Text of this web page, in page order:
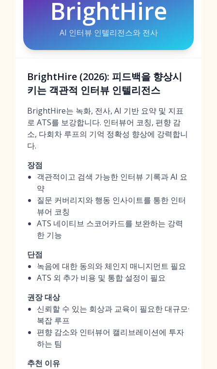
BrightHire
AI 인터뷰 인텔리전스와 전사
BrightHire (2026): 피드백을 향상시
키는 객관적 인터뷰 인텔리전스
BrightHire는 녹화, 전사, AI 기반 요약 및 지표
로 ATS를 보강합니다. 인터뷰어 코칭, 편향 감
소, 다회차 루프의 기억 정확성 향상에 강력합니
다.
장점
객관적이고 검색 가능한 인터뷰 기록과 AI 요
약
질문 커버리지와 행동 인사이트를 통한 인터
뷰어 코칭
ATS 네이티브 스코어카드를 보완하는 강력
한 기능
단점
녹음에 대한 동의와 체인지 매니지먼트 필요
ATS 외 추가 비용 및 통합 설정이 필요
권장 대상
신뢰할 수 있는 회상과 교육이 필요한 대규모·
복잡 루프
편향 감소와 인터뷰어 캘리브레이션에 투자
하는 팀
추천 이유